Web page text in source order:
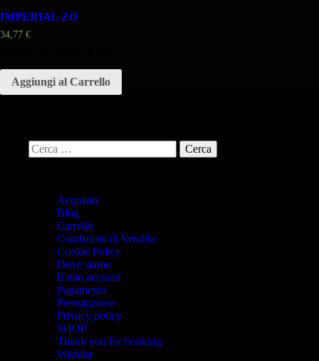
IMPERIAL ZO
34,77 €
Aggiungi al Carrello
Acquisto
Blog
Carrello
Condizioni di Vendita
Cookie Policy
Dove siamo
Il mio account
Pagamento
Prenotazione
Privacy policy
SHOP
Thank you for booking
Wishlist